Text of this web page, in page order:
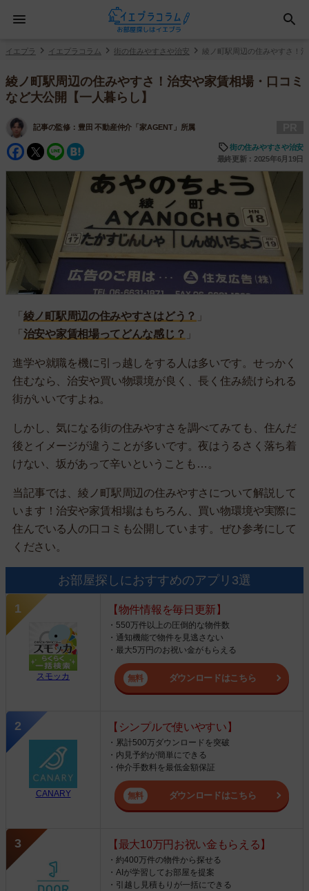
イエプラ イエプラコラム 街の住みやすさや治安 綾ノ町駅周辺の住みやすさ！
綾ノ町駅周辺の住みやすさ！治安や家賃相場・口コミ
など大公開【一人暮らし】
記事の監修： 豊田 不動産仲介「家AGENT」所属
Facebook
Twitter
Line
街の住みやすさや治安
最終更新：2025年6月19日
「 綾ノ町駅周辺の住みやすさはどう？ 」
「 治安や家賃相場ってどんな感じ？ 」
進学や就職を機に引っ越しをする人は多いです。せっかく
住むなら、治安や買い物環境が良く、長く住み続けられる
街がいいですよね。
しかし、気になる街の住みやすさを調べてみても、住んだ
後とイメージが違うことが多いです。夜はうるさく落ち着
けない、坂があって辛いということも…。
当記事では、綾ノ町駅周辺の住みやすさについて解説して
います！治安や家賃相場はもちろん、買い物環境や実際に
住んでいる人の口コミも公開しています。ぜひ参考にして
ください。
お部屋探しにおすすめのアプリ3選
スモッカ
【物件情報を毎日更新】
・550万件以上の圧倒的な物件数
・通知機能で物件を見逃さない
・最大5万円のお祝い金がもらえる
ダウンロードはこちら
CANARY
【シンプルで使いやすい】
・累計500万ダウンロードを突破
・内見予約が簡単にできる
・仲介手数料を最低金額保証
ダウンロードはこちら
【最大10万円お祝い金もらえる】
・約400万件の物件から探せる
・AIが学習してお部屋を提案
・引越し見積もりが一括にできる